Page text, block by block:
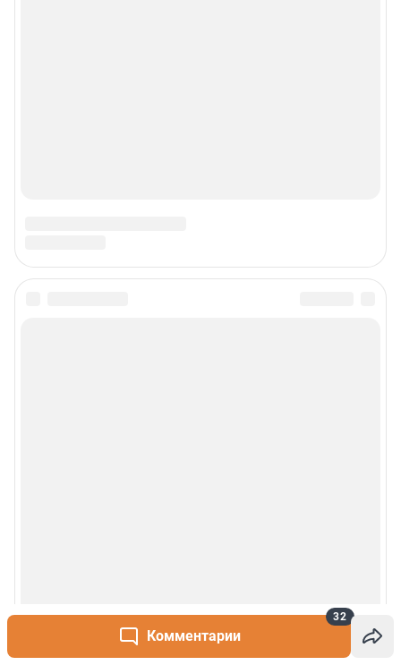
Комментарии
32